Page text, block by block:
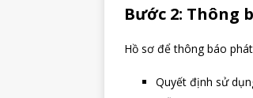
Bước 2: Thông
Hồ sơ để thông báo
Quyết định sử